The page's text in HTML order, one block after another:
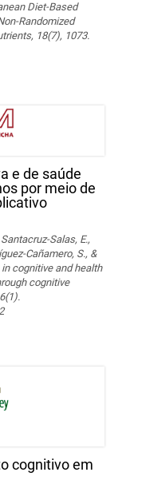
Diet-Based
Randomized
18(7), 1073.
e de saúde
por meio de
Salas, E.,
Cañamero, S., &
cognitive and health
cognitive
cognitivo em